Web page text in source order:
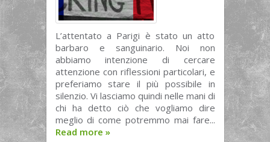
L’attentato a Parigi è stato un atto
barbaro e sanguinario. Noi non
abbiamo intenzione di cercare
attenzione con riflessioni particolari, e
preferiamo stare il più possibile in
silenzio. Vi lasciamo quindi nelle mani di
chi ha detto ciò che vogliamo dire
meglio di come potremmo mai fare...
Read more »